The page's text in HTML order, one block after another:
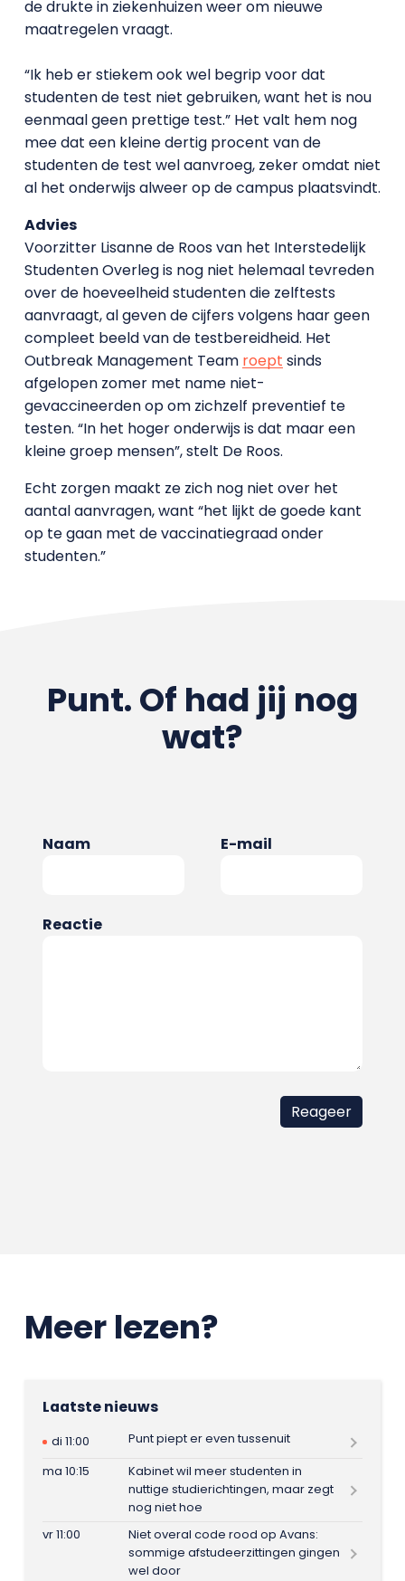
de drukte in ziekenhuizen weer om nieuwe
maatregelen vraagt.
“Ik heb er stiekem ook wel begrip voor dat
studenten de test niet gebruiken, want het is nou
eenmaal geen prettige test.” Het valt hem nog
mee dat een kleine dertig procent van de
studenten de test wel aanvroeg, zeker omdat niet
al het onderwijs alweer op de campus plaatsvindt.
Advies
Voorzitter Lisanne de Roos van het Interstedelijk
Studenten Overleg is nog niet helemaal tevreden
over de hoeveelheid studenten die zelftests
aanvraagt, al geven de cijfers volgens haar geen
compleet beeld van de testbereidheid. Het
Outbreak Management Team roept sinds
afgelopen zomer met name niet-
gevaccineerden op om zichzelf preventief te
testen. “In het hoger onderwijs is dat maar een
kleine groep mensen”, stelt De Roos.
Echt zorgen maakt ze zich nog niet over het
aantal aanvragen, want “het lijkt de goede kant
op te gaan met de vaccinatiegraad onder
studenten.”
Punt. Of had jij nog
wat?
Naam E-mail
Reactie
Meer lezen?
Laatste nieuws
di 11:00
Punt piept er even tussenuit
ma 10:15
Kabinet wil meer studenten in
nuttige studierichtingen, maar zegt
nog niet hoe
vr 11:00
Niet overal code rood op Avans:
sommige afstudeerzittingen gingen
wel door